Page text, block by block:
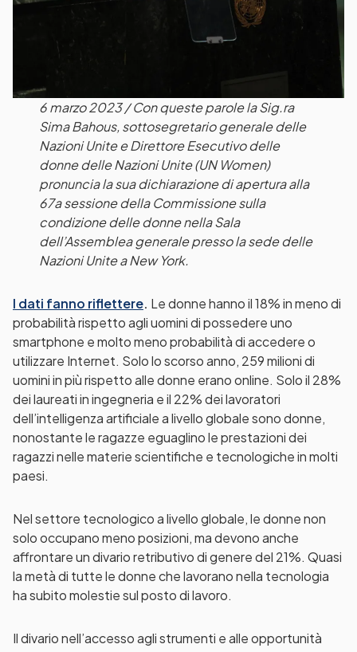
6 marzo 2023 / Con queste parole la Sig.ra
Sima Bahous, sottosegretario generale delle
Nazioni Unite e Direttore Esecutivo delle
donne delle Nazioni Unite (UN Women)
pronuncia la sua dichiarazione di apertura alla
67a sessione della Commissione sulla
condizione delle donne nella Sala
dell’Assemblea generale presso la sede delle
Nazioni Unite a New York.
I dati fanno riflettere. Le donne hanno il 18% in meno di
probabilità rispetto agli uomini di possedere uno
smartphone e molto meno probabilità di accedere o
utilizzare Internet. Solo lo scorso anno, 259 milioni di
uomini in più rispetto alle donne erano online. Solo il 28%
dei laureati in ingegneria e il 22% dei lavoratori
dell’intelligenza artificiale a livello globale sono donne,
nonostante le ragazze eguaglino le prestazioni dei
ragazzi nelle materie scientifiche e tecnologiche in molti
paesi.
Nel settore tecnologico a livello globale, le donne non
solo occupano meno posizioni, ma devono anche
affrontare un divario retributivo di genere del 21%. Quasi
la metà di tutte le donne che lavorano nella tecnologia
ha subito molestie sul posto di lavoro.
Il divario nell’accesso agli strumenti e alle opportunità